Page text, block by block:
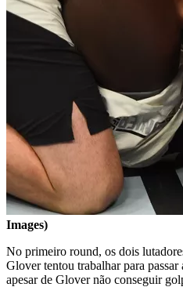
Images)
No primeiro round, os dois
Glover tentou trabalhar para
apesar de Glover não conseguir